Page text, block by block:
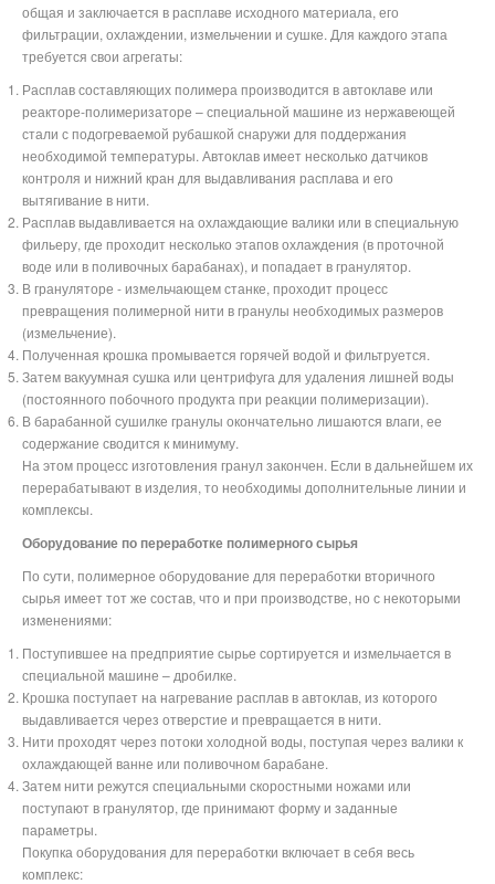
общая и заключается в расплаве исходного материала, его
фильтрации, охлаждении, измельчении и сушке. Для каждого этапа
требуется свои агрегаты:
Расплав составляющих полимера производится в автоклаве или
реакторе-полимеризаторе – специальной машине из нержавеющей
стали с подогреваемой рубашкой снаружи для поддержания
необходимой температуры. Автоклав имеет несколько датчиков
контроля и нижний кран для выдавливания расплава и его
вытягивание в нити.
Расплав выдавливается на охлаждающие валики или в специальную
фильеру, где проходит несколько этапов охлаждения (в проточной
воде или в поливочных барабанах), и попадает в гранулятор.
В грануляторе - измельчающем станке, проходит процесс
превращения полимерной нити в гранулы необходимых размеров
(измельчение).
Полученная крошка промывается горячей водой и фильтруется.
Затем вакуумная сушка или центрифуга для удаления лишней воды
(постоянного побочного продукта при реакции полимеризации).
В барабанной сушилке гранулы окончательно лишаются влаги, ее
содержание сводится к минимуму.
На этом процесс изготовления гранул закончен. Если в дальнейшем их
перерабатывают в изделия, то необходимы дополнительные линии и
комплексы.
Оборудование по переработке полимерного сырья
По сути, полимерное оборудование для переработки вторичного
сырья имеет тот же состав, что и при производстве, но с некоторыми
изменениями:
Поступившее на предприятие сырье сортируется и измельчается в
специальной машине – дробилке.
Крошка поступает на нагревание расплав в автоклав, из которого
выдавливается через отверстие и превращается в нити.
Нити проходят через потоки холодной воды, поступая через валики к
охлаждающей ванне или поливочном барабане.
Затем нити режутся специальными скоростными ножами или
поступают в гранулятор, где принимают форму и заданные
параметры.
Покупка оборудования для переработки включает в себя весь
комплекс: